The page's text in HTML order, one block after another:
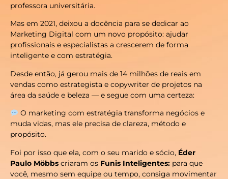
professora universitária.
Mas em 2021, deixou a docência para se dedicar ao
Marketing Digital com um novo propósito: ajudar
profissionais e especialistas a crescerem de forma
inteligente e com estratégia.
Desde então, já gerou mais de 14 milhões de reais em
vendas como estrategista e copywriter de projetos na
área da saúde e beleza — e segue com uma certeza:
O marketing com estratégia transforma negócios e
muda vidas, mas ele precisa de clareza, método e
propósito.
Foi por isso que ela, com o seu marido e sócio, Éder
Paulo Möbbs criaram os Funis Inteligentes: para que
você, mesmo sem equipe ou tempo, consiga movimentar